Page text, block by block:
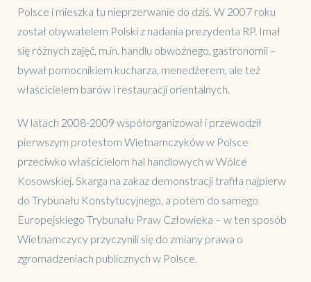
Polsce i mieszka tu nieprzerwanie do dziś. W 2007 roku
został obywatelem Polski z nadania prezydenta RP. Imał
się różnych zajęć, m.in. handlu obwoźnego, gastronomii –
bywał pomocnikiem kucharza, menedżerem, ale też
właścicielem barów i restauracji orientalnych.
W latach 2008-2009 współorganizował i przewodził
pierwszym protestom Wietnamczyków w Polsce
przeciwko właścicielom hal handlowych w Wólce
Kosowskiej. Skarga na zakaz demonstracji trafiła najpierw
do Trybunału Konstytucyjnego, a potem do samego
Europejskiego Trybunału Praw Człowieka – w ten sposób
Wietnamczycy przyczynili się do zmiany prawa o
zgromadzeniach publicznych w Polsce.